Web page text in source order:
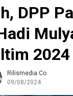
DPP
2024
Rilismedia.co
09/08/2024